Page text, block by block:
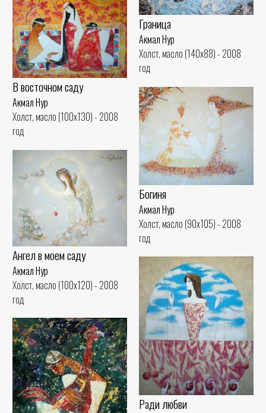
Граница
Акмал Нур
Холст, масло (140x88) - 2008
год
В восточном саду
Акмал Нур
Холст, масло (100x130) - 2008
год
Богиня
Акмал Нур
Холст, масло (90x105) - 2008
год
Ангел в моем саду
Акмал Нур
Холст, масло (100x120) - 2008
год
Ради любви